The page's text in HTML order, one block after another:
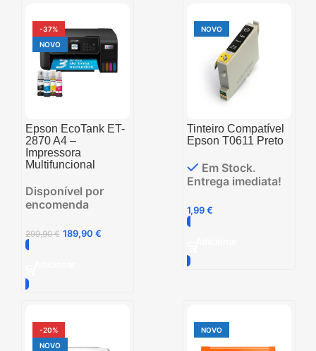
-37%
NOVO
Epson EcoTank ET-
2870 A4 –
Impressora
Multifuncional
Disponível por
encomenda
299,90€ 189,90 €
NOVO
Tinteiro Compatível
Epson T0611 Preto
Em Stock.
Entrega imediata!
1,99€
-20%
NOVO
NOVO